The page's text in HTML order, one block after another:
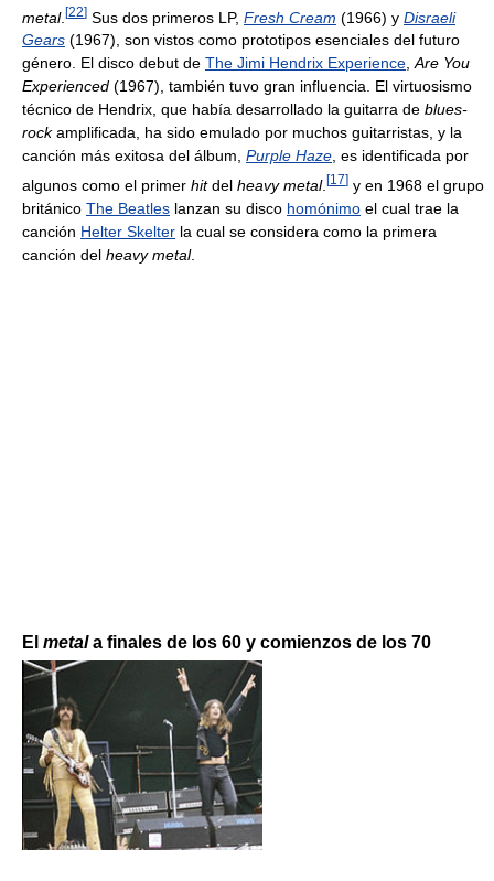
metal. [22] Sus dos primeros LP, Fresh Cream (1966) y Disraeli
Gears (1967), son vistos como prototipos esenciales del futuro
género. El disco debut de The Jimi Hendrix Experience,Are You
Experienced (1967), también tuvo gran influencia. El virtuosismo
técnico de Hendrix, que había desarrollado la guitarra de blues-
rockamplificada, ha sido emulado por muchos guitarristas, y la
canción más exitosa del álbum, Purple Haze, es identificada por
algunos como el primer hitdel heavy metal. [17] y en 1968 el grupo
británico The Beatles lanzan su disco homónimo el cual trae la
canción Helter Skelter la cual se considera como la primera
canción del heavy metal.
El metala finales de los 60 y comienzos de los 70